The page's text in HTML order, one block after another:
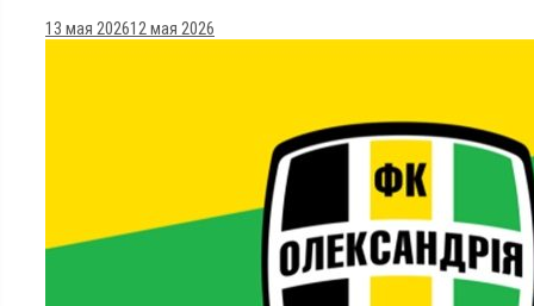
13 мая 202612 мая 2026